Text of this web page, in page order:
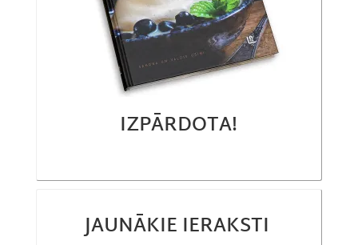
IZPĀRDOTA!
JAUNĀKIE IERAKSTI